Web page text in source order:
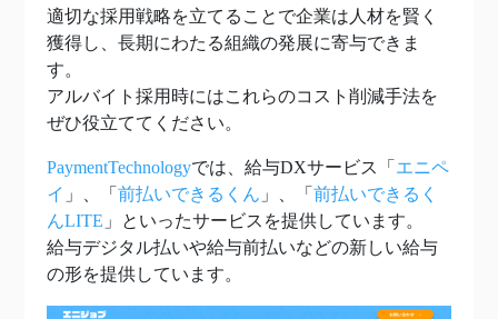
適切な採用戦略を立てることで企業は人材を賢く
獲得し、長期にわたる組織の発展に寄与できま
す。
アルバイト採用時にはこれらのコスト削減手法を
ぜひ役立ててください。
PaymentTechnologyでは、給与DXサービス「 エニペ
イ 」、「 前払いできるくん 」、「 前払いできるく
んLITE 」といったサービスを提供しています。
給与デジタル払いや給与前払いなどの新しい給与
の形を提供しています。